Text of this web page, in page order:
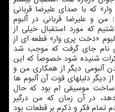
که با صدای علیرضا قربانی
من و علیرضا قربانی در آلبوم
که مورد استقبال خیلی از
«دخت پری وار» قطعه ای از
نام جای گرفت که موجب شد
شنیده شود خصوصاً که این
آلبومی دیگر از همکاری من و
دیگر دلیلهای قوت آن آلبوم ها
موسیقی ام بود که حال
در آن زمان که من درگیر
تمام فکر و ذکرم بر قطعات بود